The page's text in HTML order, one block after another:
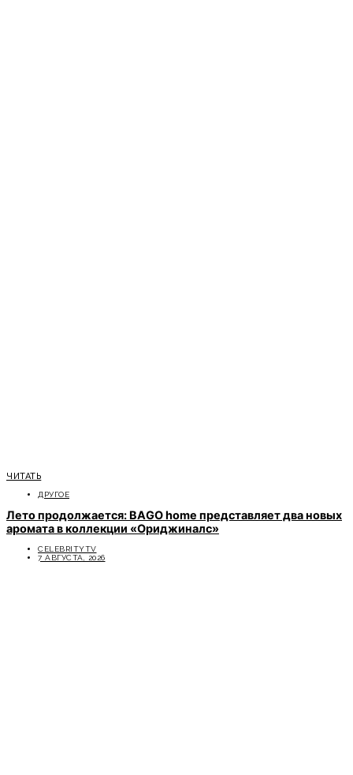
ЧИТАТЬ
ДРУГОЕ
Лето продолжается: BAGO home представляет два новых
аромата в коллекции «Ориджиналс»
CELEBRITYTV
7 АВГУСТА, 2026